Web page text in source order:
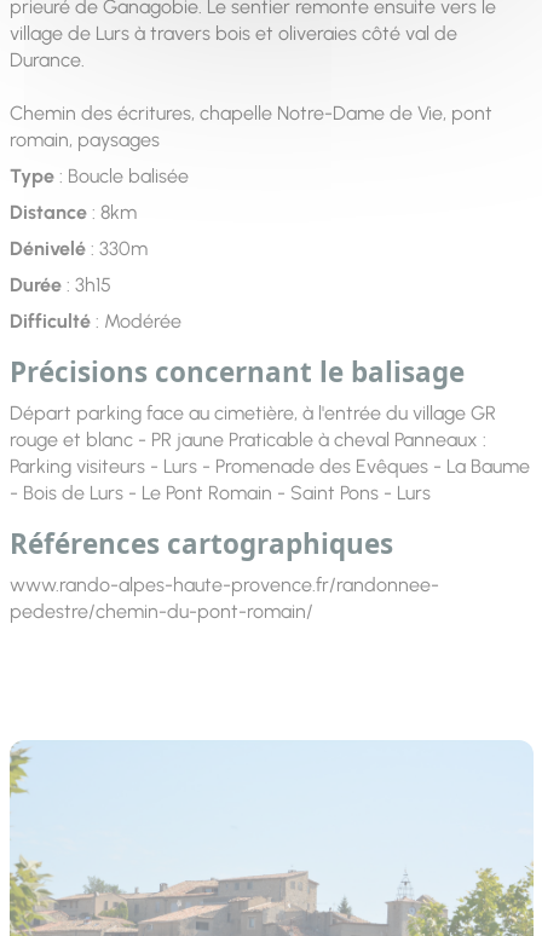
prieuré de Ganagobie. Le sentier remonte ensuite vers le
village de Lurs à travers bois et oliveraies côté val de
Durance.
Chemin des écritures, chapelle Notre-Dame de Vie, pont
romain, paysages
Type: Boucle balisée
Distance: 8km
Dénivelé: 330m
Durée: 3h15
Difficulté: Modérée
Précisions concernant le balisage
Départ parking face au cimetière, à l'entrée du village GR
rouge et blanc - PR jaune Praticable à cheval Panneaux :
Parking visiteurs - Lurs - Promenade des Evêques - La Baume
- Bois de Lurs - Le Pont Romain - Saint Pons - Lurs
Références cartographiques
www.rando-alpes-haute-provence.fr/randonnee-
pedestre/chemin-du-pont-romain/